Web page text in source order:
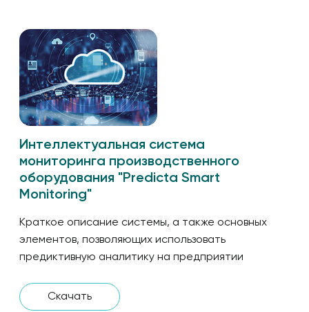
Интеллектуальная система
мониторинга производственного
оборудования "Predicta Smart
Monitoring"
Краткое описание системы, а также основных
элементов, позволяющих использовать
предиктивную аналитику на предприятии
Скачать